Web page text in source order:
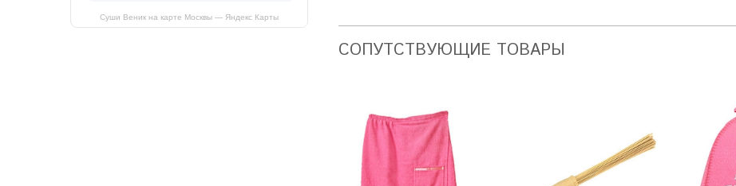
Суши Веник на карте Москвы — Яндекс Карты
CОПУТСТВУЮЩИЕ ТОВАРЫ